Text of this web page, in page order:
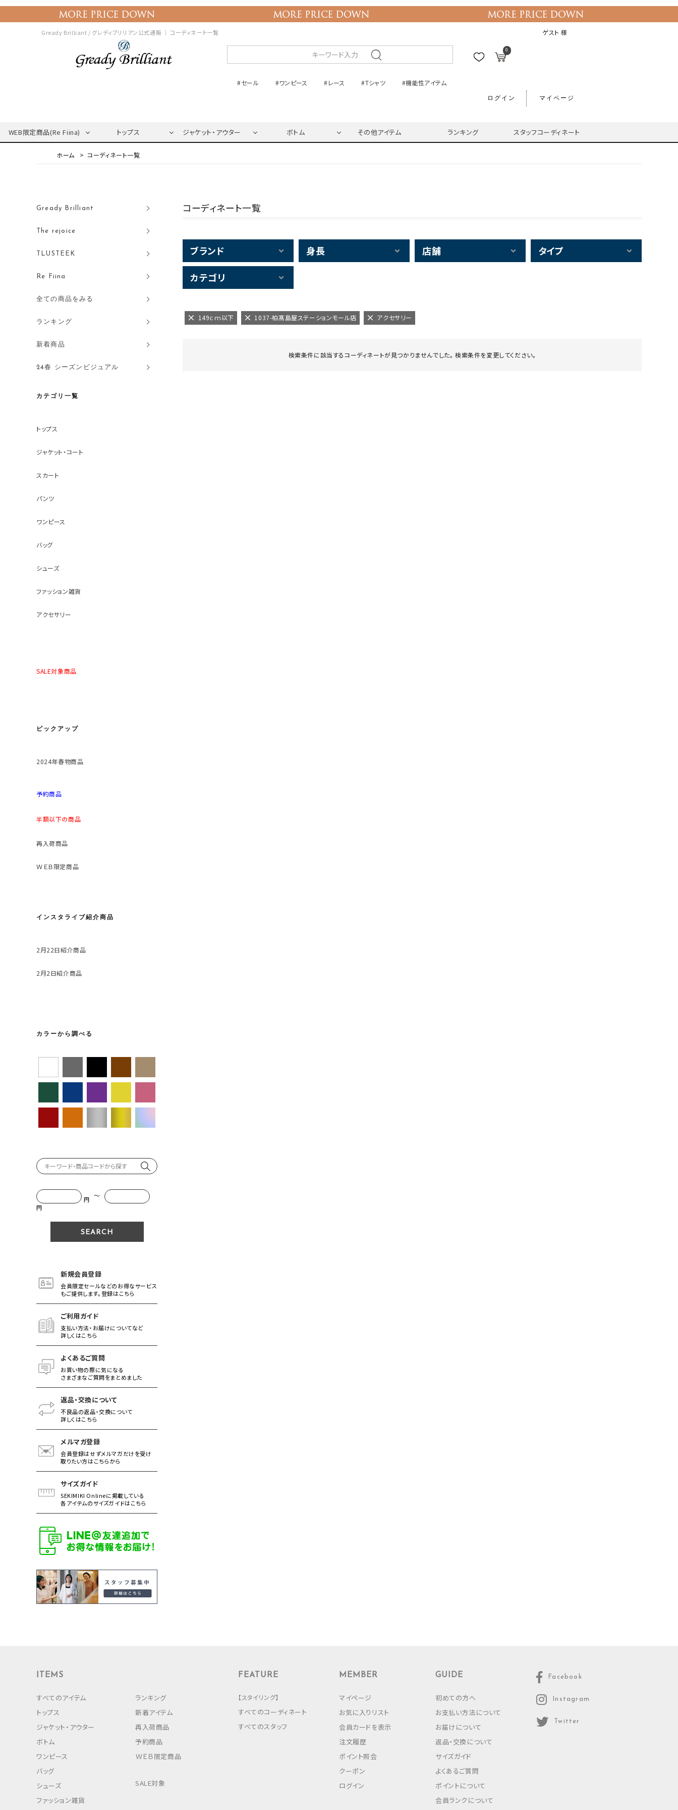
Gready Brilliant / グレディブリリアン公式通販 ｜ コーディネート一覧 ゲスト 様
0
#セール #ワンピース #レース #Tシャツ #機能性アイテム
ログイン マイページ
WEB限定商品(Re Fiina) トップス ジャケット・アウター ボトム その他アイテム ランキング スタッフコーディネート
コーディネート一覧
Gready Brilliant
The rejoice
TLUSTEEK
Re Fiina
全ての商品をみる
ランキング
新着商品
24春 シーズンビジュアル
カテゴリ一覧
トップス
ジャケット・コート
スカート
パンツ
ワンピース
バッグ
シューズ
ファッション雑貨
アクセサリー
SALE対象商品
ピックアップ
2024年春物商品
予約商品
半額以下の商品
再入荷商品
ＷＥＢ限定商品
インスタライブ紹介商品
2月22日紹介商品
2月2日紹介商品
カラーから調べる
円 ～
円
新規会員登録
会員限定セールなどのお得なサービス
もご提供します。登録はこちら
ご利用ガイド
支払い方法・お届けについてなど
詳しくはこちら
よくあるご質問
お買い物の際に気になる
さまざまなご質問をまとめました
返品・交換について
不良品の返品・交換について
詳しくはこちら
メルマガ登録
会員登録はせずメルマガだけを受け
取りたい方はこちらから
サイズガイド
SEKIMIKI Onlineに掲載している
各アイテムのサイズガイドはこちら
コーディネート一覧
ブランド 身長 店舗 タイプ
カテゴリ
149ｃｍ以下 1037-柏髙島屋ステーションモール店 アクセサリー
検索条件に該当するコーディネートが見つかりませんでした。 検索条件を変更してください。
ITEMS
すべてのアイテム
トップス
ジャケット・アウター
ボトム
ワンピース
バッグ
シューズ
ファッション雑貨
ランキング
新着アイテム
再入荷商品
予約商品
ＷＥＢ限定商品
SALE対象
FEATURE
【スタイリング】
すべてのコーディネート
すべてのスタッフ
MEMBER
マイページ
お気に入りリスト
会員カードを表示
注文履歴
ポイント照会
クーポン
ログイン
GUIDE
初めての方へ
お支払い方法について
お届けについて
返品・交換について
サイズガイド
よくあるご質問
ポイントについて
会員ランクについて
Facebook
Instagram
Twitter